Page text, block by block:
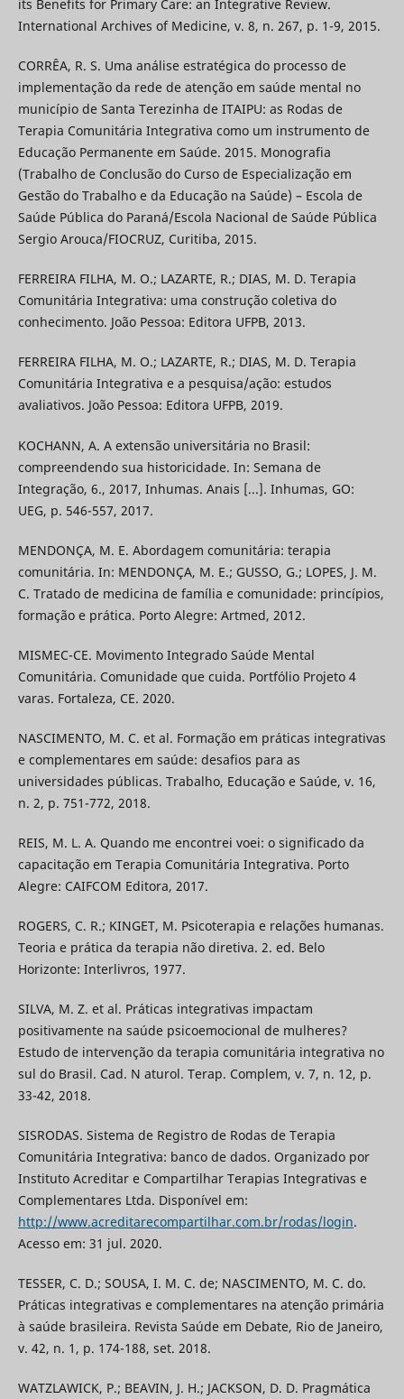
its Benefits for Primary Care: an Integrative Review.
International Archives of Medicine, v. 8, n. 267, p. 1-9, 2015.
CORRÊA, R. S. Uma análise estratégica do processo de
implementação da rede de atenção em saúde mental no
município de Santa Terezinha de ITAIPU: as Rodas de
Terapia Comunitária Integrativa como um instrumento de
Educação Permanente em Saúde. 2015. Monografia
(Trabalho de Conclusão do Curso de Especialização em
Gestão do Trabalho e da Educação na Saúde) – Escola de
Saúde Pública do Paraná/Escola Nacional de Saúde Pública
Sergio Arouca/FIOCRUZ, Curitiba, 2015.
FERREIRA FILHA, M. O.; LAZARTE, R.; DIAS, M. D. Terapia
Comunitária Integrativa: uma construção coletiva do
conhecimento. João Pessoa: Editora UFPB, 2013.
FERREIRA FILHA, M. O.; LAZARTE, R.; DIAS, M. D. Terapia
Comunitária Integrativa e a pesquisa/ação: estudos
avaliativos. João Pessoa: Editora UFPB, 2019.
KOCHANN, A. A extensão universitária no Brasil:
compreendendo sua historicidade. In: Semana de
Integração, 6., 2017, Inhumas. Anais [...]. Inhumas, GO:
UEG, p. 546-557, 2017.
MENDONÇA, M. E. Abordagem comunitária: terapia
comunitária. In: MENDONÇA, M. E.; GUSSO, G.; LOPES, J. M.
C. Tratado de medicina de família e comunidade: princípios,
formação e prática. Porto Alegre: Artmed, 2012.
MISMEC-CE. Movimento Integrado Saúde Mental
Comunitária. Comunidade que cuida. Portfólio Projeto 4
varas. Fortaleza, CE. 2020.
NASCIMENTO, M. C. et al. Formação em práticas integrativas
e complementares em saúde: desafios para as
universidades públicas. Trabalho, Educação e Saúde, v. 16,
n. 2, p. 751-772, 2018.
REIS, M. L. A. Quando me encontrei voei: o significado da
capacitação em Terapia Comunitária Integrativa. Porto
Alegre: CAIFCOM Editora, 2017.
ROGERS, C. R.; KINGET, M. Psicoterapia e relações humanas.
Teoria e prática da terapia não diretiva. 2. ed. Belo
Horizonte: Interlivros, 1977.
SILVA, M. Z. et al. Práticas integrativas impactam
positivamente na saúde psicoemocional de mulheres?
Estudo de intervenção da terapia comunitária integrativa no
sul do Brasil. Cad. N aturol. Terap. Complem, v. 7, n. 12, p.
33-42, 2018.
SISRODAS. Sistema de Registro de Rodas de Terapia
Comunitária Integrativa: banco de dados. Organizado por
Instituto Acreditar e Compartilhar Terapias Integrativas e
Complementares Ltda. Disponível em:
http://www.acreditarecompartilhar.com.br/rodas/login.
Acesso em: 31 jul. 2020.
TESSER, C. D.; SOUSA, I. M. C. de; NASCIMENTO, M. C. do.
Práticas integrativas e complementares na atenção primária
à saúde brasileira. Revista Saúde em Debate, Rio de Janeiro,
v. 42, n. 1, p. 174-188, set. 2018.
WATZLAWICK, P.; BEAVIN, J. H.; JACKSON, D. D. Pragmática